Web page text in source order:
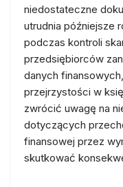
niedostateczne
utrudnia późniejsze
podczas kontroli
przedsiębiorców
danych
przejrzystości w
zwrócić uwagę na
dotyczących
finansowej przez
skutkować